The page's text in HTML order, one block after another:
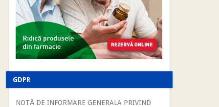
GDPR
NOTĂ DE INFORMARE GENERALA PRIVIND